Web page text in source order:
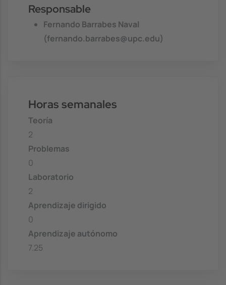
Responsable
Fernando Barrabes Naval
(fernando.barrabes@upc.edu)
Horas semanales
Teoría
2
Problemas
0
Laboratorio
2
Aprendizaje dirigido
0
Aprendizaje autónomo
7.25